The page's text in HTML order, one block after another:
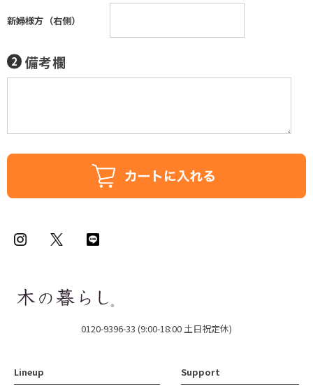
新婦様方（右側）
備考欄
0120-9396-33 (9:00-18:00 土日祝定休)
Lineup Support